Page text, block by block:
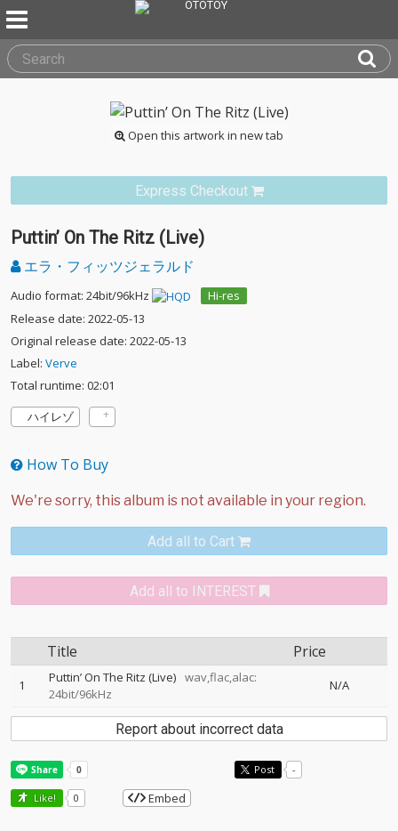
Open this artwork in new tab
Express Checkout
Puttin’ On The Ritz (Live)
エラ・フィッツジェラルド
Audio format: 24bit/96kHz
Hi-res
Release date: 2022-05-13
Original release date: 2022-05-13
Label: Verve
Total runtime: 02:01
ハイレゾ
How To Buy
Add all to Cart
Add all to INTEREST
Title Price
1 Puttin’ On The Ritz (Live) wav,flac,alac:
24bit/96kHz
N/A
Report about incorrect data
Post -
Like! 0 Embed